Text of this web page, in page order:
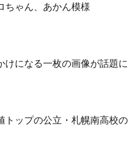
ちゃん、あかん模様
けになる一枚の画像が話題に
トップの公立・札幌南高校の